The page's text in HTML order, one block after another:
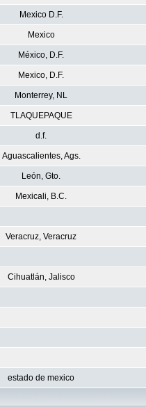
Mexico D.F.
Mexico
México, D.F.
Mexico, D.F.
Monterrey, NL
TLAQUEPAQUE
d.f.
Aguascalientes, Ags.
León, Gto.
Mexicali, B.C.
Veracruz, Veracruz
Cihuatlán, Jalisco
estado de mexico